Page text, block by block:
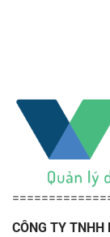
CÔNG TY TNHH